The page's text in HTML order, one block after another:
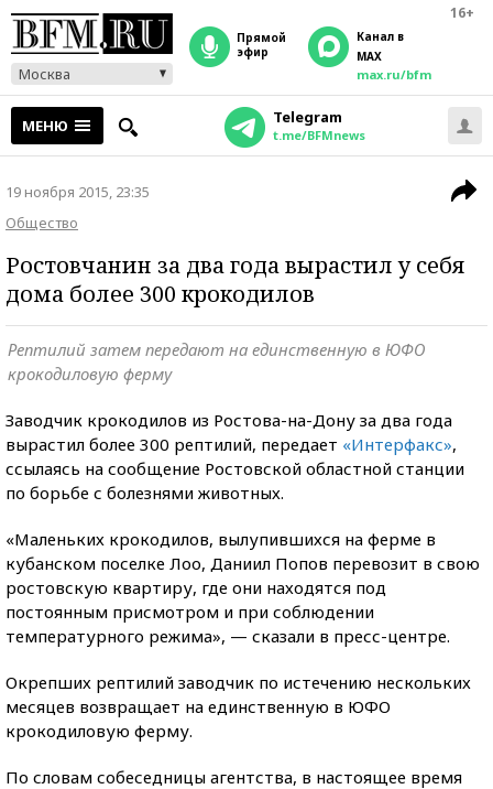
16+
Москва
прямой
эфир
Канал в
MAX
max.ru/bfm
МЕНЮ Telegram
t.me/BFMnews
19 ноября 2015, 23:35
Общество
Ростовчанин за два года вырастил у себя
дома более 300 крокодилов
Рептилий затем передают на единственную в ЮФО
крокодиловую ферму
Заводчик крокодилов из Ростова-на-Дону за два года
вырастил более 300 рептилий, передает «Интерфакс»,
ссылаясь на сообщение Ростовской областной станции
по борьбе с болезнями животных.
«Маленьких крокодилов, вылупившихся на ферме в
кубанском поселке Лоо, Даниил Попов перевозит в свою
ростовскую квартиру, где они находятся под
постоянным присмотром и при соблюдении
температурного режима», — сказали в пресс-центре.
Окрепших рептилий заводчик по истечению нескольких
месяцев возвращает на единственную в ЮФО
крокодиловую ферму.
По словам собеседницы агентства, в настоящее время